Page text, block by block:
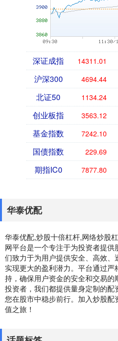
深证成指 14311.01
沪深300 4694.44
北证50 1134.24
创业板指 3563.12
基金指数 7242.10
国债指数 229.69
期指IC0 7877.80
华泰优配
华泰优配,炒股十倍杠杆,网络炒股
网平台是一个专注于为投资者提
们致力于为用户提供安全、高效
实现更大的盈利潜力。平台通过
持，确保用户资金的安全和交易
投资者，我们都提供量身定制的
您在股市中稳步前行。加入炒股
值之旅！